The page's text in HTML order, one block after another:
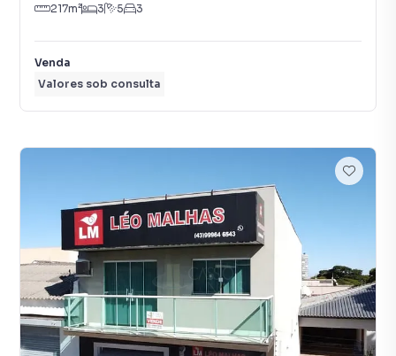
217m² 3 5 3
Venda
Valores sob consulta